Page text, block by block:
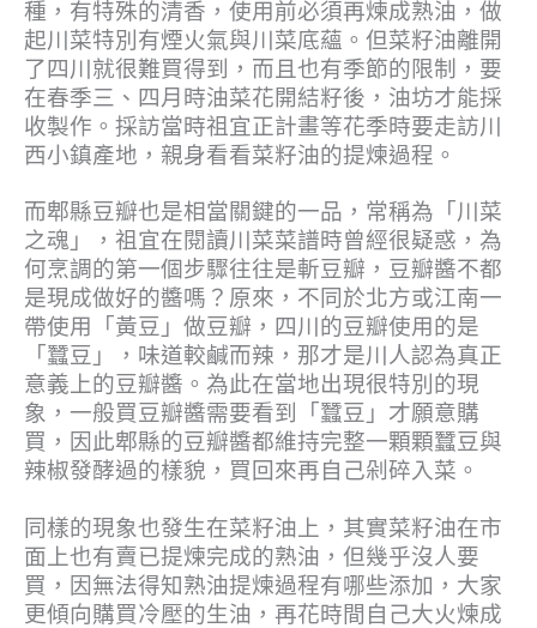
種，有特殊的清香，使用前必須再煉成熟油，做
起川菜特別有煙火氣與川菜底蘊。但菜籽油離開
了四川就很難買得到，而且也有季節的限制，要
在春季三、四月時油菜花開結籽後，油坊才能採
收製作。採訪當時祖宜正計畫等花季時要走訪川
西小鎮產地，親身看看菜籽油的提煉過程。
而郫縣豆瓣也是相當關鍵的一品，常稱為「川菜
之魂」，祖宜在閱讀川菜菜譜時曾經很疑惑，為
何烹調的第一個步驟往往是斬豆瓣，豆瓣醬不都
是現成做好的醬嗎？原來，不同於北方或江南一
帶使用「黃豆」做豆瓣，四川的豆瓣使用的是
「蠶豆」，味道較鹹而辣，那才是川人認為真正
意義上的豆瓣醬。為此在當地出現很特別的現
象，一般買豆瓣醬需要看到「蠶豆」才願意購
買，因此郫縣的豆瓣醬都維持完整一顆顆蠶豆與
辣椒發酵過的樣貌，買回來再自己剁碎入菜。
同樣的現象也發生在菜籽油上，其實菜籽油在市
面上也有賣已提煉完成的熟油，但幾乎沒人要
買，因無法得知熟油提煉過程有哪些添加，大家
更傾向購買冷壓的生油，再花時間自己大火煉成